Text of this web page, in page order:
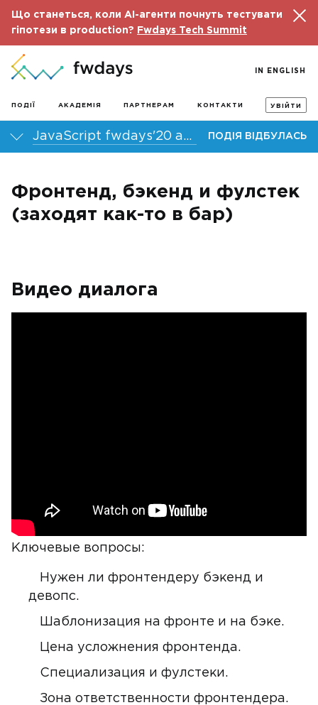
Що станеться, коли AI-агенти почнуть тестувати
гіпотези в production?
Fwdays Tech Summit
ПОДІЇ АКАДЕМІЯ ПАРТНЕРАМ КОНТАКТИ УВІЙТИ
IN ENGLISH
JavaScript fwdays'20 autumn онлайн-конференція ПОДІЯ ВІДБУЛАСЬ
Фронтенд, бэкенд и фулстек
(заходят как-то в бар)
Видео диалога
Ключевые вопросы:
Нужен ли фронтендеру бэкенд и
девопс.
Шаблонизация на фронте и на бэке.
Цена усложнения фронтенда.
Специализация и фулстеки.
Зона ответственности фронтендера.